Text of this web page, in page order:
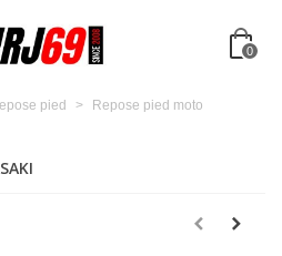
0
pied >
Repose pied moto